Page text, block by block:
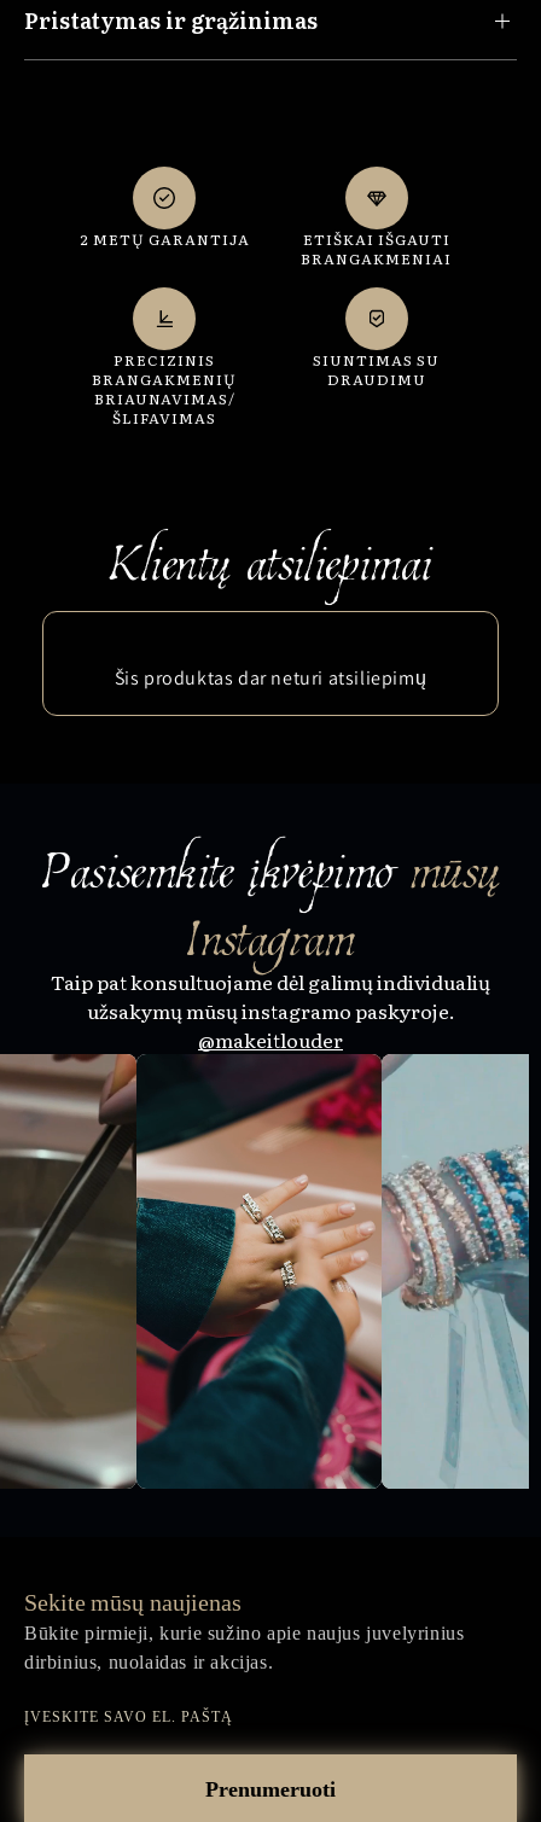
Pristatymas ir grąžinimas
2 METŲ GARANTIJA
ETIŠKAI IŠGAUTI
BRANGAKMENIAI
PRECIZINIS
BRANGAKMENIŲ
BRIAUNAVIMAS/
ŠLIFAVIMAS
SIUNTIMAS SU
DRAUDIMU
Šis produktas dar neturi atsiliepimų
Pasisemkite įkvėpimomūsų
Instagram
Taip pat konsultuojame dėl galimų individualių
užsakymų mūsų instagramo paskyroje.
@makeitlouder
Sekite mūsų naujienas
Būkite pirmieji, kurie sužino apie naujus juvelyrinius
dirbinius, nuolaidas ir akcijas.
el.
Prenumeruoti